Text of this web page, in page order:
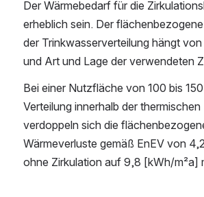
Der Wärmebedarf für die
erheblich sein. Der
der Trinkwasserverteilung hängt
und Art und Lage der verwendeten
Bei einer Nutzfläche von 100 bis
Verteilung innerhalb der thermischen
verdoppeln sich die
Wärmeverluste gemäß EnEV von
ohne Zirkulation auf 9,8 [kWh/m²a]